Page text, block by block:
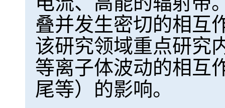
叠并发生密切的相互
该研究领域重点研究
等离子体波动的相互
尾等）的影响。